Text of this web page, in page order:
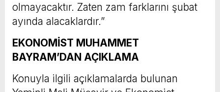
olmayacaktır. Zaten zam farklarını şubat
ayında alacaklardır.”
EKONOMİST MUHAMMET
BAYRAM’DAN AÇIKLAMA
Konuyla ilgili açıklamalarda bulunan